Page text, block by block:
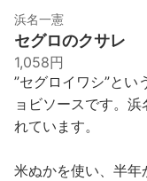
浜名一憲
セグロのクサレ
1,058円
”セグロイワシ”と
ョビソースです。
れています。
米ぬかを使い、半年